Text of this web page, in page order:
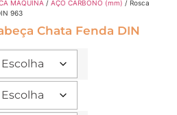
MAQUINA / AÇO CARBONO (mm) / Rosca
963
Chata Fenda DIN